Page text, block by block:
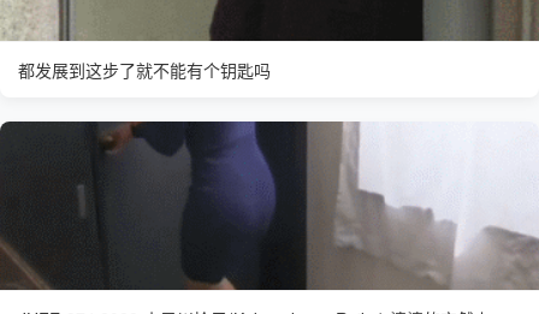
都发展到这步了就不能有个钥匙吗